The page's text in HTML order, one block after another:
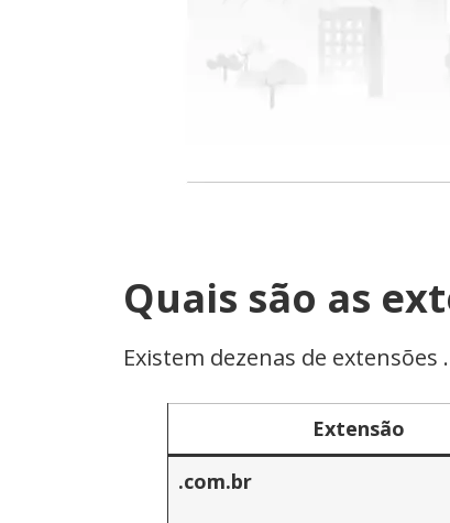
Quais são as
Existem dezenas de extensões
Extensão
.com.br